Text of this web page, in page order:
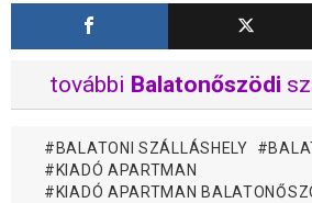
további Balatonőszödi
BALATONI SZÁLLÁSHELY
KIADÓ APARTMAN
KIADÓ APARTMAN